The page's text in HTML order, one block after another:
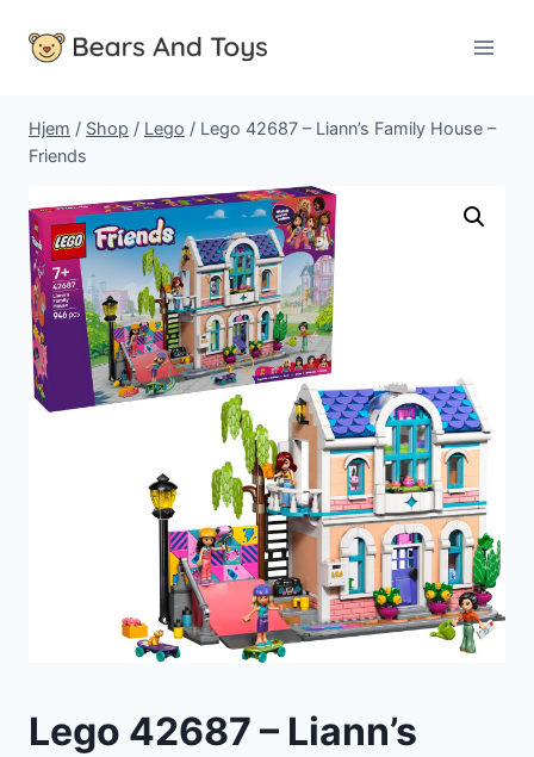
Hjem / Shop / Lego / Lego 42687 – Liann’s Family House –
Friends
Lego 42687 – Liann’s